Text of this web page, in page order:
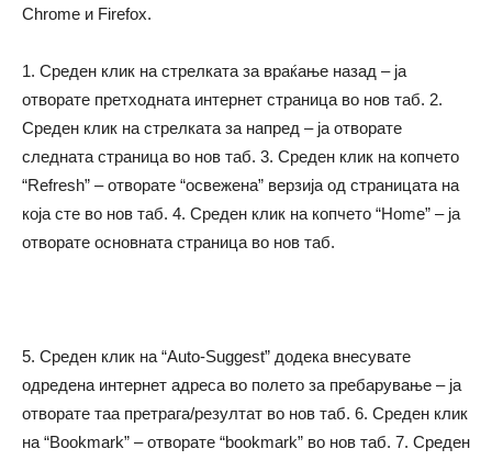
Chrome и Firefox.
1. Среден клик на стрелката за враќање назад – ја
отворате претходната интернет страница во нов таб. 2.
Среден клик на стрелката за напред – ја отворате
следната страница во нов таб. 3. Среден клик на копчето
“Refresh” – отворате “освежена” верзија од страницата на
која сте во нов таб. 4. Среден клик на копчето “Home” – ја
отворате основната страница во нов таб.
5. Среден клик на “Auto-Suggest” додека внесувате
одредена интернет адреса во полето за пребарување – ја
отворате таа претрага/резултат во нов таб. 6. Среден клик
на “Bookmark” – отворате “bookmark” во нов таб. 7. Среден